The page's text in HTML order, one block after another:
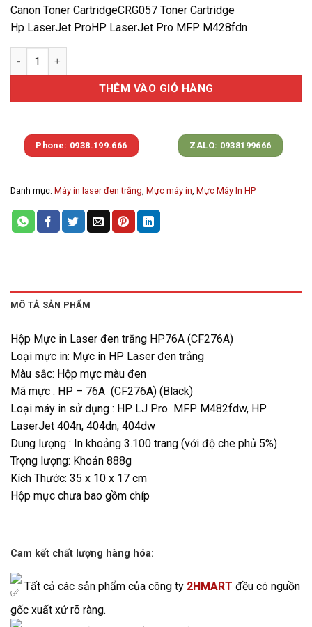
Canon Toner CartridgeCRG057 Toner Cartridge
Hp LaserJet ProHP LaserJet Pro MFP M428fdn
Hộp mực in HP Pro M404dn/MFP M428fdw (CF276A/CRG057)
THÊM VÀO GIỎ HÀNG
Phone: 0938.199.666 ZALO: 0938199666
Danh mục: Máy in laser đen trắng Mực máy in Mực Máy In HP
MÔ TẢ SẢN PHẨM
Hộp Mực in Laser đen trắng HP76A (CF276A)
Loại mực in: Mực in HP Laser đen trắng
Màu sắc: Hộp mực màu đen
Mã mực : HP – 76A (CF276A) (Black)
Loại máy in sử dụng : HP LJ Pro MFP M482fdw, HP
LaserJet 404n, 404dn, 404dw
Dung lượng : In khoảng 3.100 trang (với độ che phủ 5%)
Trọng lượng: Khoản 888g
Kích Thước: 35 x 10 x 17 cm
Hộp mực chưa bao gồm chíp
Cam kết chất lượng hàng hóa:
Tất cả các sản phẩm của công ty 2HMART đều có nguồn
gốc xuất xứ rõ ràng.